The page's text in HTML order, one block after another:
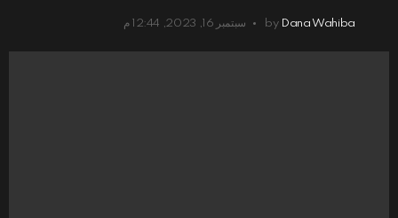
by Dana Wahiba سبتمبر 16, 2023, 12:44 م